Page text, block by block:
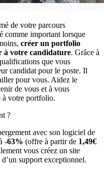
de votre parcours
comme important lorsque
créer un portfolio
à votre candidature. Grâce à
que vous
candidat pour le poste. Il
pour vous. Aidez le
de vous et à vous
à votre portfolio.
?
avec son logiciel de
-63% (offre à partir de 1,49€
vous créez un site
support exceptionnel.